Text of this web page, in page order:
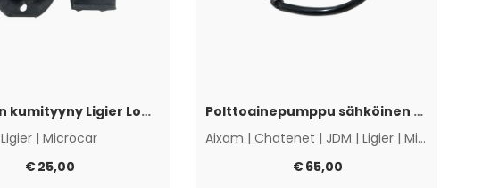
Moottorin kumityyny Ligier Lombardini Progress / DCI
Ligier | Microcar
€25,00
Polttoainepumppu sähköinen Lombardini Progress / DCI / FOCS
Aixam | Chatenet | JDM | Ligier | Microcar
€65,00